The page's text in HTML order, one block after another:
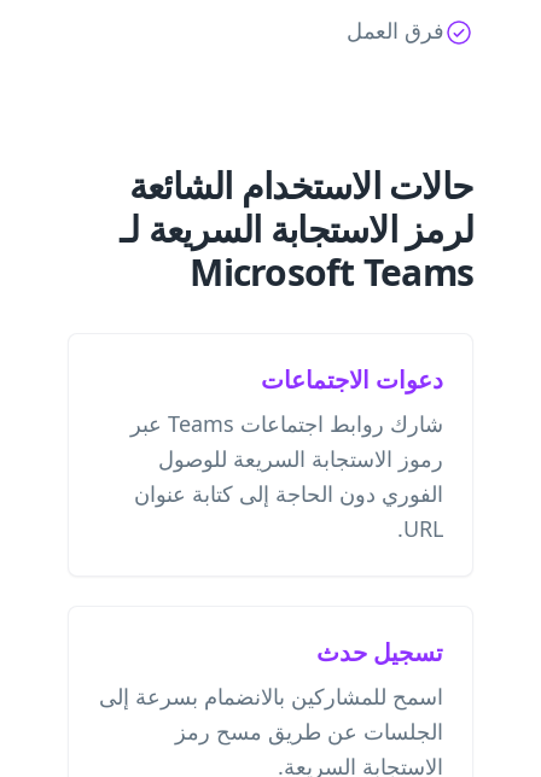
فرق العمل
حالات الاستخدام الشائعة
لرمز الاستجابة السريعة لـ
Microsoft Teams
دعوات الاجتماعات
شارك روابط اجتماعات Teams عبر
رموز الاستجابة السريعة للوصول
الفوري دون الحاجة إلى كتابة عنوان
URL.
تسجيل حدث
اسمح للمشاركين بالانضمام بسرعة إلى
الجلسات عن طريق مسح رمز
الاستجابة السريعة.